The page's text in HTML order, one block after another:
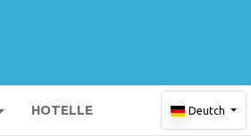
HOTELLE Deutch